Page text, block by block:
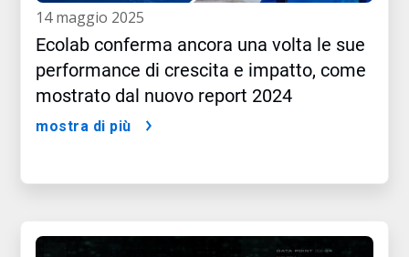
14 maggio 2025
Ecolab conferma ancora una volta le sue
performance di crescita e impatto, come
mostrato dal nuovo report 2024
mostra di più